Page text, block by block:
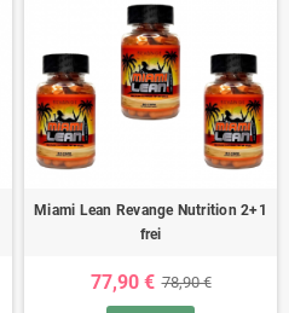
Miami Lean Revange Nutrition 2+1
frei
77,90 € 78,90 €